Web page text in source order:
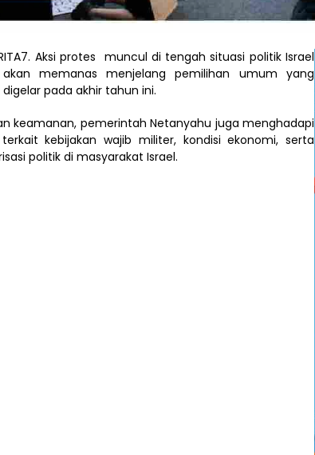
Aksi protes muncul di tengah situasi politik Israel
akan memanas menjelang pemilihan umum yang
pada akhir tahun ini.
keamanan, pemerintah Netanyahu juga menghadapi
kebijakan wajib militer, kondisi ekonomi, serta
politik di masyarakat Israel.